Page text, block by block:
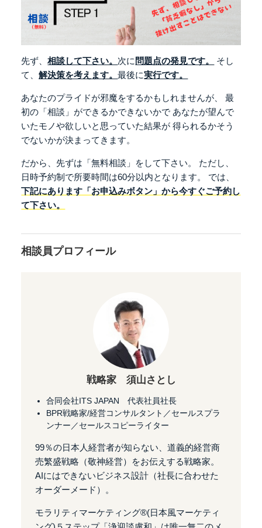
先ず、相談して下さい。 次に 問題点の発見です。
そし
て、解決策を考えます。最後に実行です。
あなたのプライドが邪魔をするかもしれませんが、
最
初の「相談」ができるかできないかで あなたが望んで
いたモノや欲しいと思っていた結果が 得られるかそう
でないかが決まってきます。
だから、先ずは「無料相談」をして下さい。
ただし、
日時予約制で所要時間は60分以内となります。
では、
下記にあります「お申込みボタン」から今すぐご予約し
て下さい。
相談員プロフィール
戦略家 須山さとし
合同会社ITS JAPAN 代表社員社長
BPR戦略家/経営コンサルタント／セールスプラ
ンナー／セールスコピーライター
99％の日本人経営者が知らない、道義的経営商
売繁盛戦略（敬神経営）をお伝えする戦略家。
AIにはできないビジネス設計（社長に合わせた
オーダーメード）。
モラリティマーケティング®︎(日本風マーケティ